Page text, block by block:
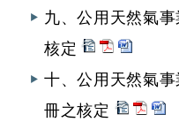
九、公用天然氣
核定
十、公用天然氣
冊之核定